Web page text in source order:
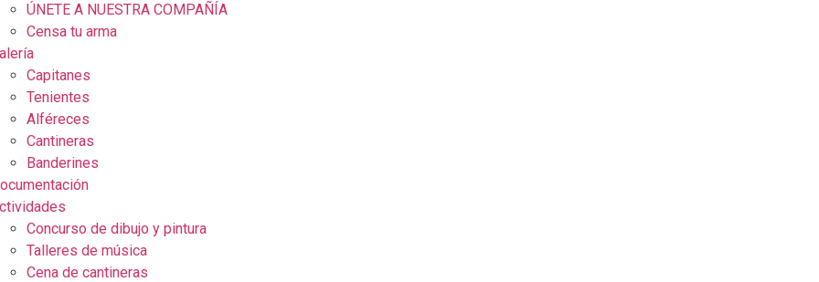
ÚNETE A NUESTRA COMPAÑÍA
Censa tu arma
Capitanes
Tenientes
Alféreces
Cantineras
Banderines
Concurso de dibujo y pintura
Talleres de música
Cena de cantineras